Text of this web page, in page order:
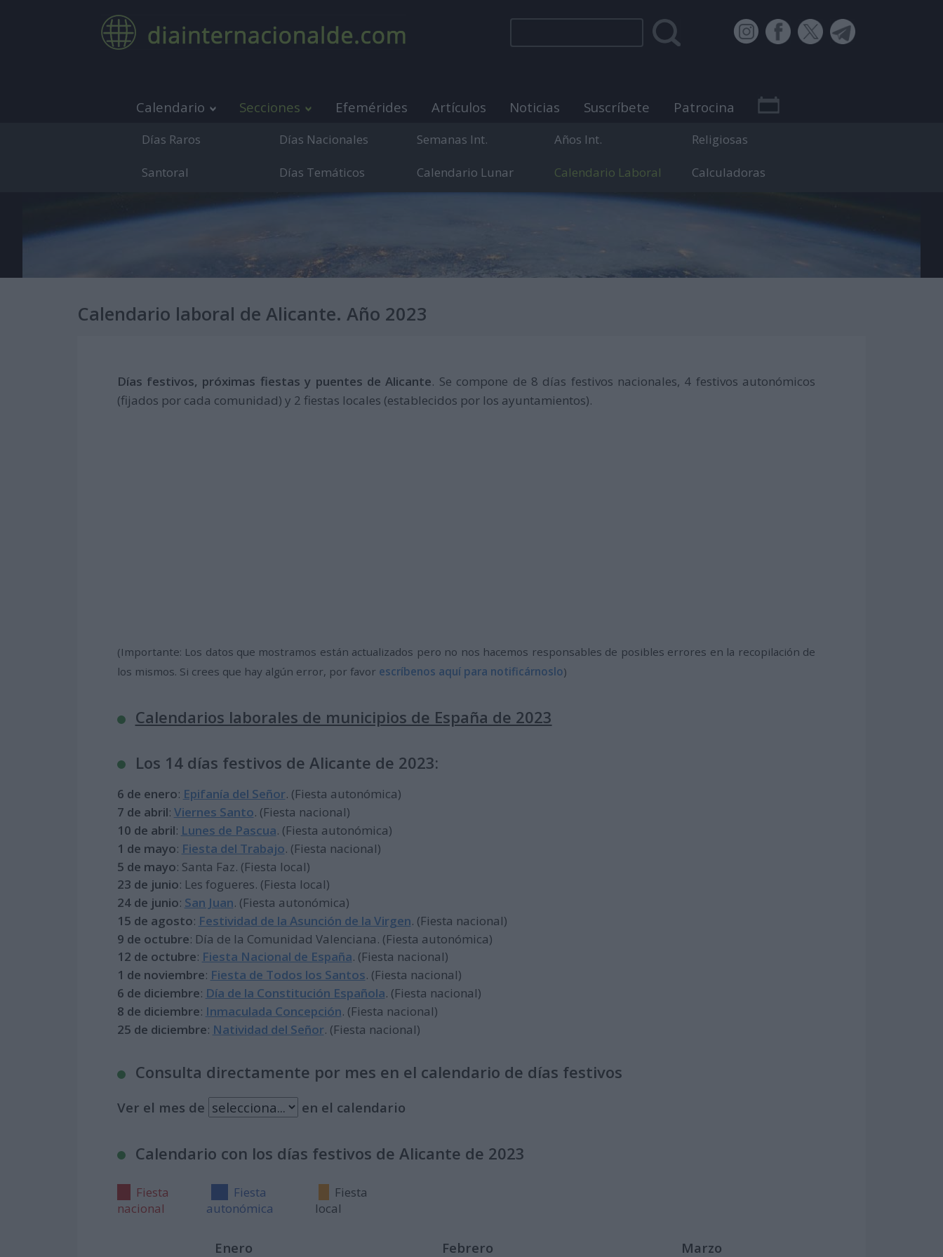
Calendario Secciones Efemérides Artículos Noticias Suscríbete Patrocina
Medio de comunicación sobre días internacionales, mundiales y efemérides.
Días Raros Días Nacionales Semanas Int. Años Int. Religiosas
Santoral Días Temáticos Calendario Lunar Calendario Laboral Calculadoras
Calendario laboral de Alicante. Año 2023
Días festivos, próximas fiestas y puentes de Alicante. Se compone de 8 días festivos nacionales, 4 festivos autonómicos
(fijados por cada comunidad) y 2 fiestas locales (establecidos por los ayuntamientos).
(Importante: Los datos que mostramos están actualizados pero no nos hacemos responsables de posibles errores en la recopilación de
los mismos. Si crees que hay algún error, por favor escríbenos aquí para notificárnoslo)
Calendarios laborales de municipios de España de 2023
Los 14 días festivos de Alicante de 2023:
6 de enero: Epifanía del Señor. (Fiesta autonómica)
7 de abril: Viernes Santo. (Fiesta nacional)
10 de abril: Lunes de Pascua. (Fiesta autonómica)
1 de mayo: Fiesta del Trabajo. (Fiesta nacional)
5 de mayo: Santa Faz. (Fiesta local)
23 de junio: Les fogueres. (Fiesta local)
24 de junio: San Juan. (Fiesta autonómica)
15 de agosto: Festividad de la Asunción de la Virgen. (Fiesta nacional)
9 de octubre: Día de la Comunidad Valenciana. (Fiesta autonómica)
12 de octubre: Fiesta Nacional de España. (Fiesta nacional)
1 de noviembre: Fiesta de Todos los Santos. (Fiesta nacional)
6 de diciembre: Día de la Constitución Española. (Fiesta nacional)
8 de diciembre: Inmaculada Concepción. (Fiesta nacional)
25 de diciembre: Natividad del Señor. (Fiesta nacional)
Consulta directamente por mes en el calendario de días festivos
Ver el mes de en el calendario
Calendario con los días festivos de Alicante de 2023
Fiesta
nacional
Fiesta
autonómica
Fiesta
local
Enero Febrero Marzo